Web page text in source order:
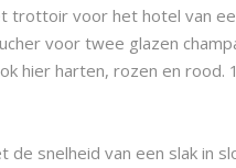
voor het hotel van
voor twee glazen
hier harten, rozen en
snelheid van een slak in